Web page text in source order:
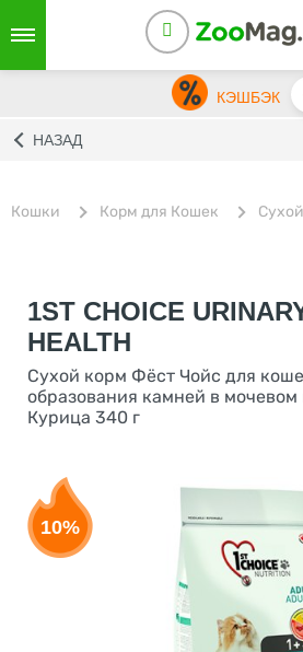
КЭШБЭК
НАЗАД
Кошки Корм для Кошек
1ST CHOICE
HEALTH
Сухой корм Фёст Чойс для
образования камней в мочевом
Курица 340 г
10%